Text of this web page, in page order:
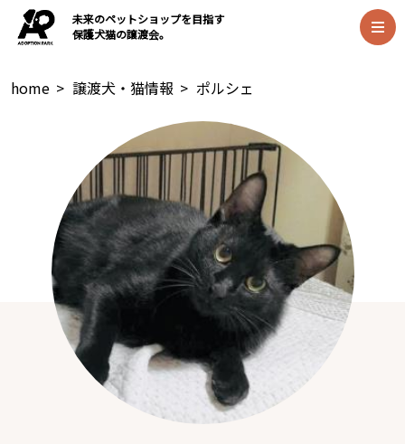
未来のペットショップを目指す
保護犬猫の譲渡会。
home > 譲渡犬・猫情報 > ポルシェ